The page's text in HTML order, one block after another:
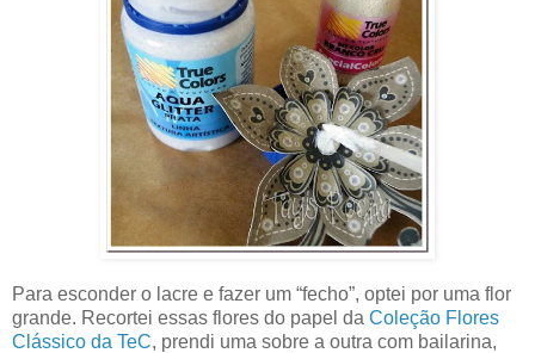
Para esconder o lacre e fazer um “fecho”, optei por uma flor
grande. Recortei essas flores do papel da Coleção Flores
Clássico da TeC, prendi uma sobre a outra com bailarina,